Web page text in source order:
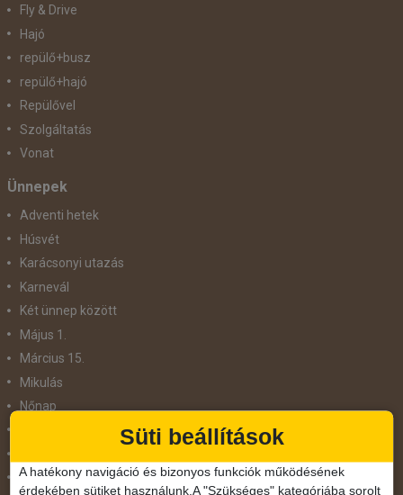
Fly & Drive
Hajó
repülő+busz
repülő+hajó
Repülővel
Szolgáltatás
Vonat
Ünnepek
Adventi hetek
Húsvét
Karácsonyi utazás
Karnevál
Két ünnep között
Május 1.
Március 15.
Mikulás
Nőnap
Pünkösdi utazás
Süti beállítások
A hatékony navigáció és bizonyos funkciók működésének
érdekében sütiket használunk.A "Szükséges" kategóriába sorolt